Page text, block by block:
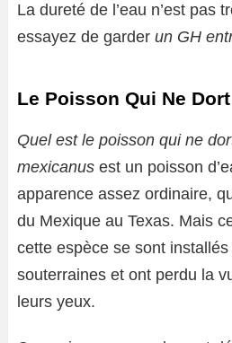
La dureté de l’eau n’est pas
essayez de garder un GH
Le Poisson Qui Ne
Quel est le poisson qui ne
mexicanus est un poisson
apparence assez ordinaire,
du Mexique au Texas. Mais
cette espèce se sont
souterraines et ont perdu la
leurs yeux.